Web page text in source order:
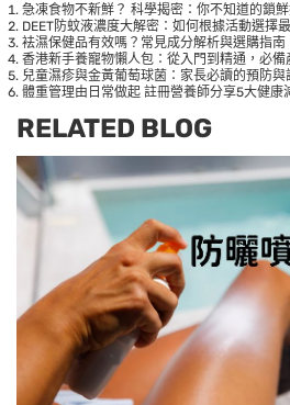
急凍食物不新鮮？ 科學揭密：你不知道的鎖鮮
DEET防蚊液濃度大解密：如何根據活動選擇
袪濕保健品有效嗎？常見成分解析與選購指南
香港新手養寵物懶人包：從入門到精通，必
兒童濕疹與金黃葡萄球菌：家長必讀的預防與
體重管理由日常做起 註冊營養師分享5大健康
RELATED BLOG